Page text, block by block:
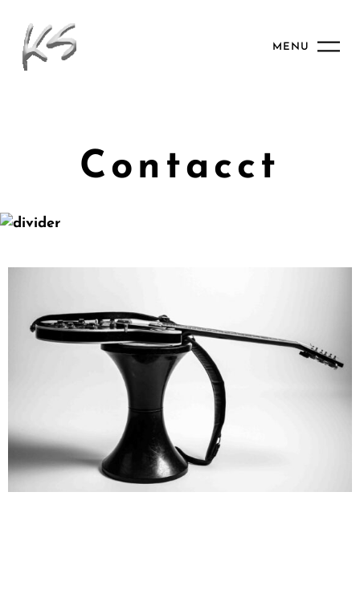
MENU
Contacct